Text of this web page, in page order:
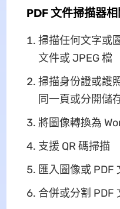
PDF 文件掃描器相
掃描任何文字或
文件或 JPEG 檔
掃描身份證或護
同一頁或分開儲
將圖像轉換為
支援 QR 碼掃描
匯入圖像或 PDF
合併或分割 PDF